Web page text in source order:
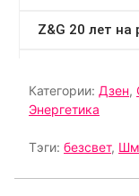
Категории: Дзен,
Энергетика
Тэги: безсвет,